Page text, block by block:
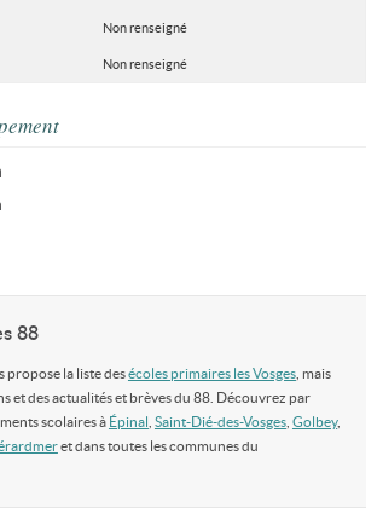
Non renseigné
Non renseigné
88
propose la liste desécoles primaires les Vosges, mais
et des actualités et brèves du 88. Découvrez par
scolaires à Épinal Saint-Dié-des-Vosges, Golbey,
et dans toutes les communes du